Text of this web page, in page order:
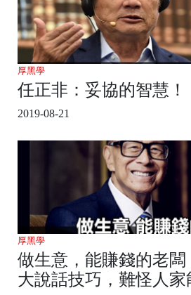
厚黑學
任正非：妥協的智慧！
2019-08-21
厚黑學
做生意，能賺錢的老
大說話技巧，難怪人家